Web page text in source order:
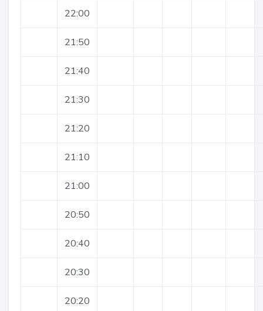
22:00
21:50
21:40
21:30
21:20
21:10
21:00
20:50
20:40
20:30
20:20